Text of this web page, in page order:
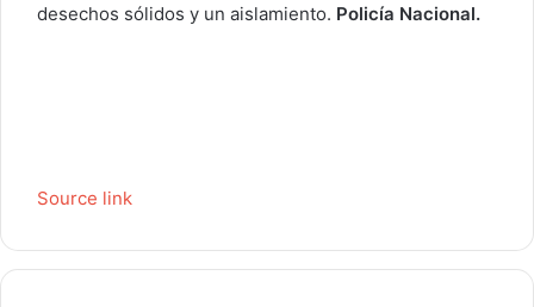
desechos sólidos y un aislamiento. Policía Nacional.
Source link